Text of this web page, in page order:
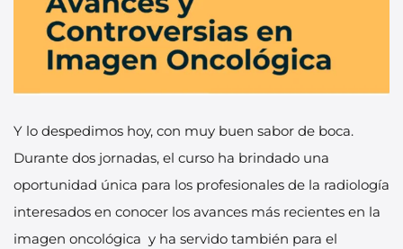
Y lo despedimos hoy, con muy buen sabor de boca.
Durante dos jornadas, el curso ha brindado una
oportunidad única para los profesionales de la radiología
interesados en conocer los avances más recientes en la
imagen oncológica y ha servido también para el